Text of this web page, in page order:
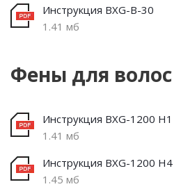
Инструкция BXG-B-30
1.41 мб
Фены для волос
Инструкция BXG-1200 H1
1.41 мб
Инструкция BXG-1200 H4
1.45 мб